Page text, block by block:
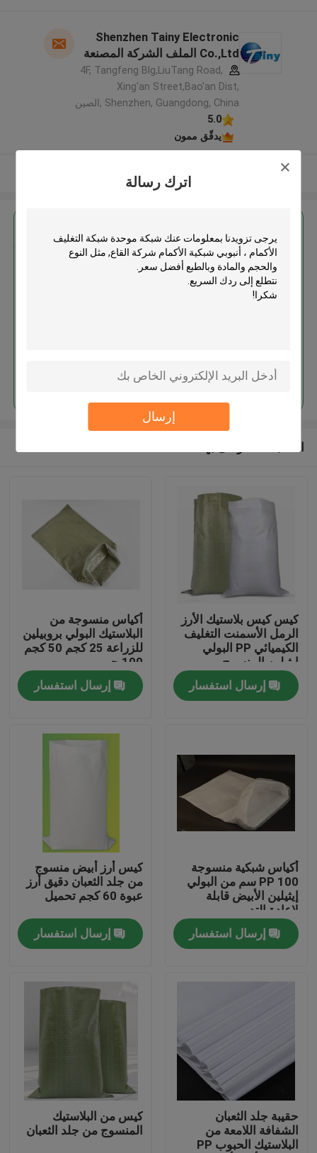
اترك رسالة
إرسال
منتجات
معلومات عنا
جولة في المعمل
مراقبة الجودة
أنبوب قابل للتقلص بالحرارة
أنابيب مرنة مموجة
Shenzhen Tainy Electronic
Co.,Ltd الملف الشركة المصنعة
4F, Tangfeng Blg,LiuTang Road,
Xing'an Street,Bao'an Dist,
Shenzhen, Guangdong, China ,الصين
5.0
يدقّق ممون
عرض المزيد
شبكة موحدة شبكة التغليف الأكمام ،
أنبوبي شبكية الأكمام شركة القاع
استمر
المنتجات الموصى بها
كيس كيس بلاستيك الأرز
الرمل الأسمنت التغليف
الكيميائي PP البولي
إيثيلين المنسوج
إرسال استفسار
أكياس منسوجة من
البلاستيك البولي بروبيلين
للزراعة 25 كجم 50 كجم
100 جم
إرسال استفسار
أكياس شبكية منسوجة
PP 100 سم من البولي
إيثيلين الأبيض قابلة
لإعادة التدوير
إرسال استفسار
كيس أرز أبيض منسوج
من جلد الثعبان دقيق أرز
عبوة 60 كجم تحميل
إرسال استفسار
حقيبة جلد الثعبان
الشفافة اللامعة من
البلاستيك الحبوب PP
كيس من البلاستيك
المنسوج من جلد الثعبان